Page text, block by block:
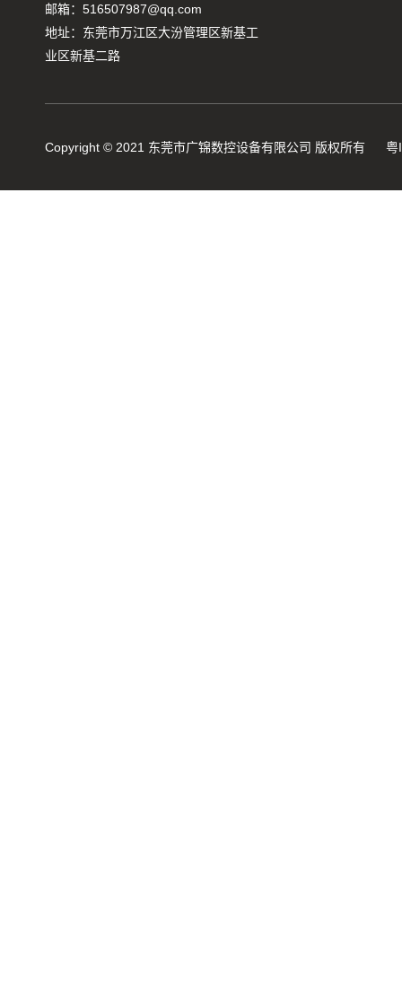
邮箱：516507987@qq.com
地址：东莞市万江区大汾管理区新基工
业区新基二路
Copyright © 2021 东莞市广锦数控设备有限公司 版权所有 粤